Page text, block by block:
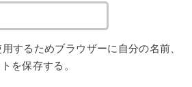
するためブラウザーに自分の名前、
を保存する。